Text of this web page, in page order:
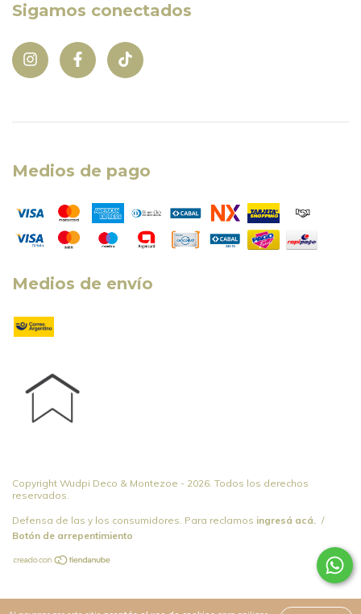
Sigamos conectados
Medios de pago
Medios de envío
Copyright Wudpi Deco & Montezoe - 2026. Todos los derechos
reservados.
Defensa de las y los consumidores. Para reclamos ingresá acá.
/
Botón de arrepentimiento